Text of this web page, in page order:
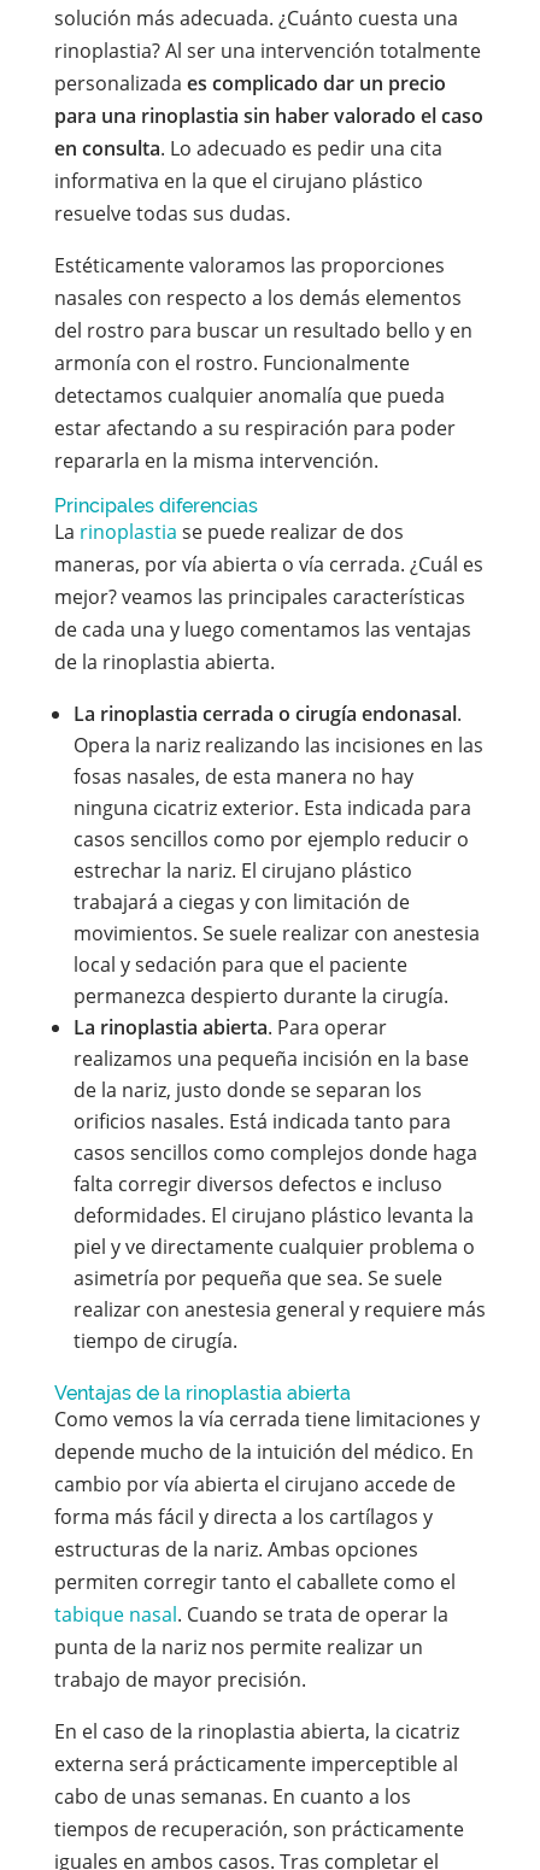
solución más adecuada. ¿Cuánto cuesta una
rinoplastia? Al ser una intervención totalmente
personalizada es complicado dar un precio
para una rinoplastia sin haber valorado el caso
en consulta. Lo adecuado es pedir una cita
informativa en la que el cirujano plástico
resuelve todas sus dudas.
Estéticamente valoramos las proporciones
nasales con respecto a los demás elementos
del rostro para buscar un resultado bello y en
armonía con el rostro. Funcionalmente
detectamos cualquier anomalía que pueda
estar afectando a su respiración para poder
repararla en la misma intervención.
Principales diferencias
La rinoplastia se puede realizar de dos
maneras, por vía abierta o vía cerrada. ¿Cuál es
mejor? veamos las principales características
de cada una y luego comentamos las ventajas
de la rinoplastia abierta.
La rinoplastia cerrada o cirugía endonasal.
Opera la nariz realizando las incisiones en las
fosas nasales, de esta manera no hay
ninguna cicatriz exterior. Esta indicada para
casos sencillos como por ejemplo reducir o
estrechar la nariz. El cirujano plástico
trabajará a ciegas y con limitación de
movimientos. Se suele realizar con anestesia
local y sedación para que el paciente
permanezca despierto durante la cirugía.
La rinoplastia abierta. Para operar
realizamos una pequeña incisión en la base
de la nariz, justo donde se separan los
orificios nasales. Está indicada tanto para
casos sencillos como complejos donde haga
falta corregir diversos defectos e incluso
deformidades. El cirujano plástico levanta la
piel y ve directamente cualquier problema o
asimetría por pequeña que sea. Se suele
realizar con anestesia general y requiere más
tiempo de cirugía.
Ventajas de la rinoplastia abierta
Como vemos la vía cerrada tiene limitaciones y
depende mucho de la intuición del médico. En
cambio por vía abierta el cirujano accede de
forma más fácil y directa a los cartílagos y
estructuras de la nariz. Ambas opciones
permiten corregir tanto el caballete como el
tabique nasal. Cuando se trata de operar la
punta de la nariz nos permite realizar un
trabajo de mayor precisión.
En el caso de la rinoplastia abierta, la cicatriz
externa será prácticamente imperceptible al
cabo de unas semanas. En cuanto a los
tiempos de recuperación, son prácticamente
iguales en ambos casos. Tras completar el